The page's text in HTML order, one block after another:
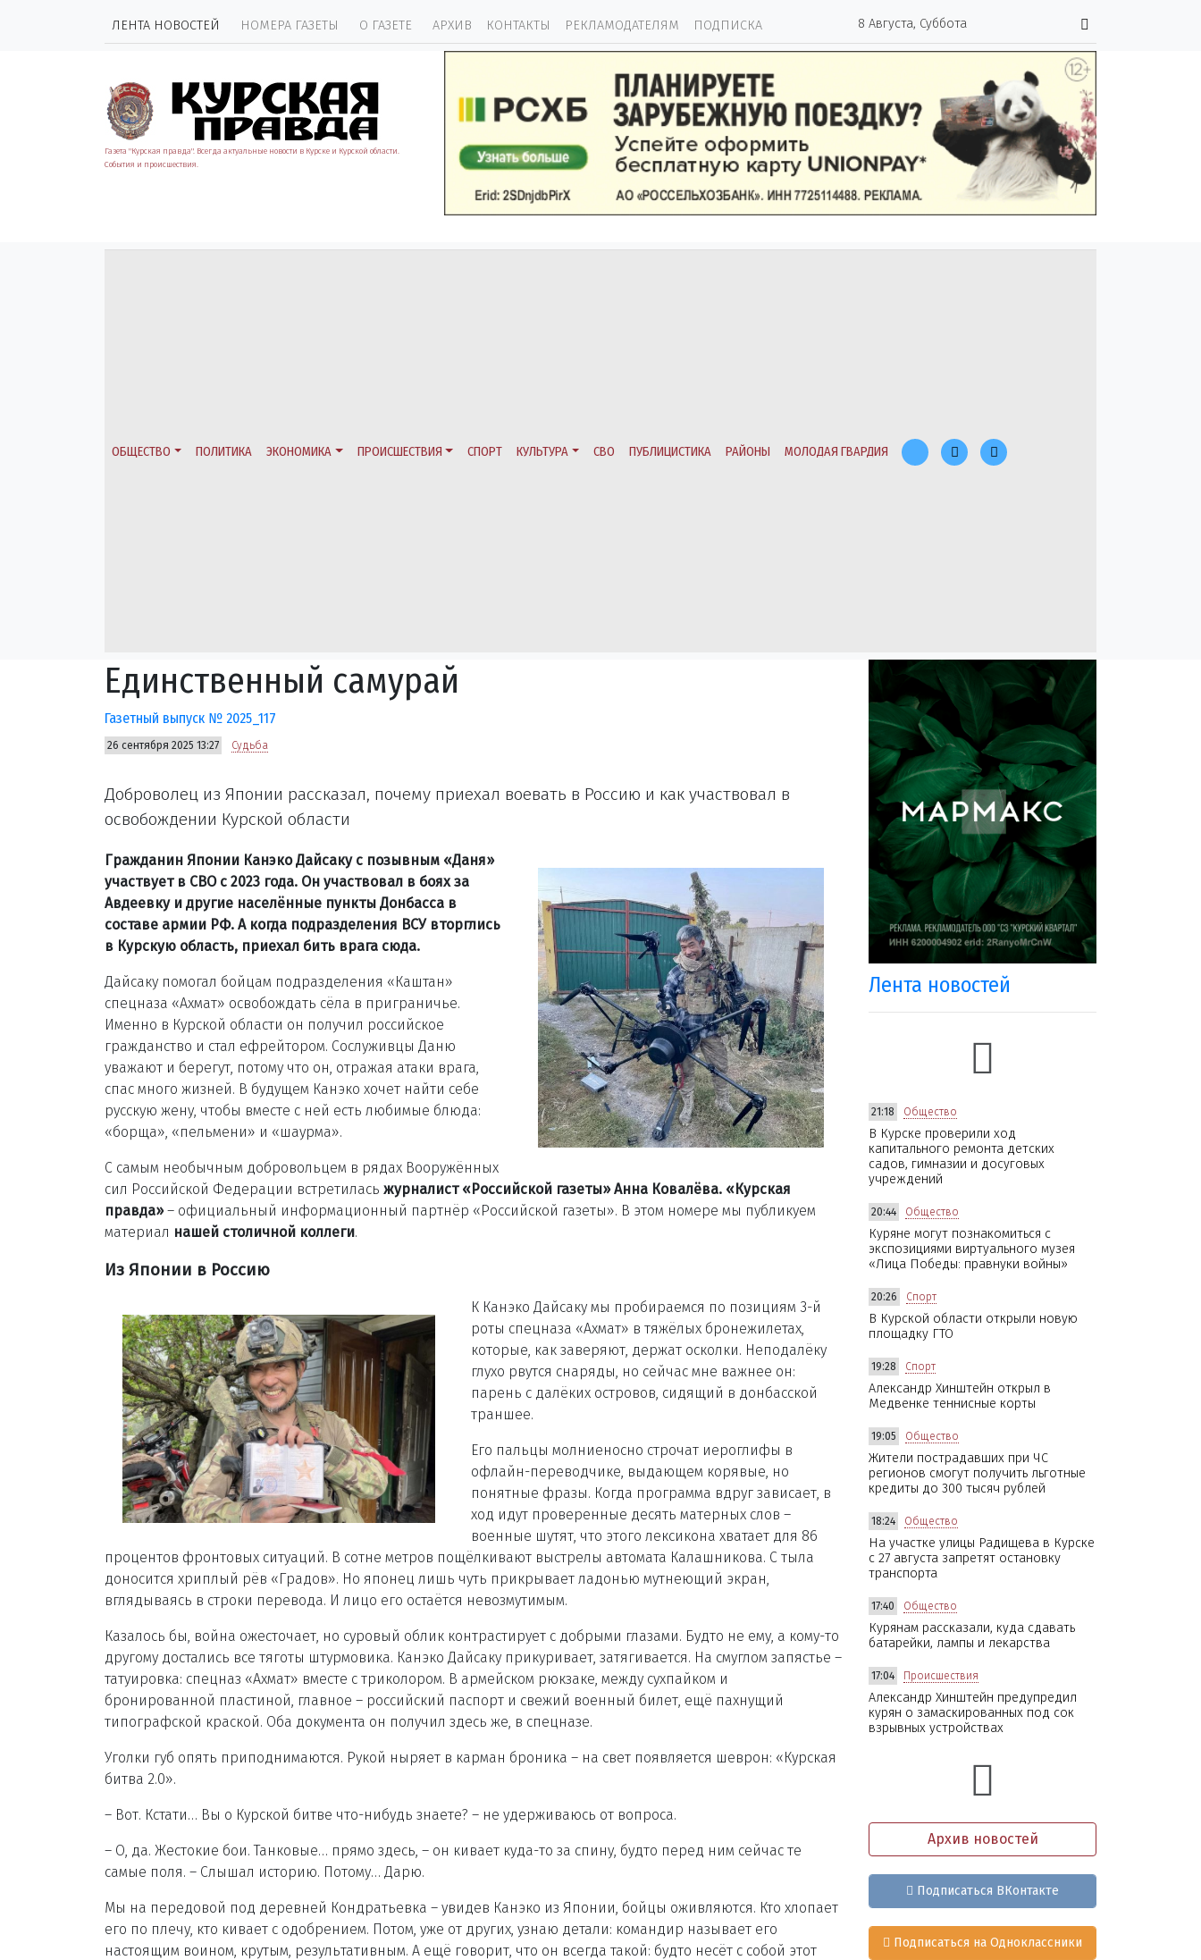
ЛЕНТА НОВОСТЕЙ НОМЕРА ГАЗЕТЫ О ГАЗЕТЕ АРХИВ КОНТАКТЫ РЕКЛАМОДАТЕЛЯМ ПОДПИСКА 8 Августа, Суббота
Газета "Курская правда". Всегда актуальные новости в Курске и Курской области.
События и происшествия.
ОБЩЕСТВО ПОЛИТИКА ЭКОНОМИКА ПРОИСШЕСТВИЯ СПОРТ КУЛЬТУРА СВО ПУБЛИЦИСТИКА РАЙОНЫ МОЛОДАЯ ГВАРДИЯ
Единственный самурай
Газетный выпуск № 2025_117
26 сентября 2025 13:27 Судьба
Доброволец из Японии рассказал, почему приехал воевать в Россию и как участвовал в
освобождении Курской области
Гражданин Японии Канэко Дайсаку с позывным «Даня»
участвует в СВО с 2023 года. Он участвовал в боях за
Авдеевку и другие населённые пункты Донбасса в
составе армии РФ. А когда подразделения ВСУ вторглись
в Курскую область, приехал бить врага сюда.
Дайсаку помогал бойцам подразделения «Каштан»
спецназа «Ахмат» освобождать сёла в приграничье.
Именно в Курской области он получил российское
гражданство и стал ефрейтором. Сослуживцы Даню
уважают и берегут, потому что он, отражая атаки врага,
спас много жизней. В будущем Канэко хочет найти себе
русскую жену, чтобы вместе с ней есть любимые блюда:
«борща», «пельмени» и «шаурма».
С самым необычным добровольцем в рядах Вооружённых
сил Российской Федерации встретилась журналист «Российской газеты» Анна Ковалёва. «Курская
правда»– официальный информационный партнёр «Российской газеты». В этом номере мы публикуем
материал нашей столичной коллеги.
Из Японии в Россию
К Канэко Дайсаку мы пробираемся по позициям 3-й
роты спецназа «Ахмат» в тяжёлых бронежилетах,
которые, как заверяют, держат осколки. Неподалёку
глухо рвутся снаряды, но сейчас мне важнее он:
парень с далёких островов, сидящий в донбасской
траншее.
Его пальцы молниеносно строчат иероглифы в
офлайн-переводчике, выдающем корявые, но
понятные фразы. Когда программа вдруг зависает, в
ход идут проверенные десять матерных слов –
военные шутят, что этого лексикона хватает для 86
процентов фронтовых ситуаций. В сотне метров пощёлкивают выстрелы автомата Калашникова. С тыла
доносится хриплый рёв «Градов». Но японец лишь чуть прикрывает ладонью мутнеющий экран,
вглядываясь в строки перевода. И лицо его остаётся невозмутимым.
Казалось бы, война ожесточает, но суровый облик контрастирует с добрыми глазами. Будто не ему, а кому-то
другому достались все тяготы штурмовика. Канэко Дайсаку прикуривает, затягивается. На смуглом запястье –
татуировка: спецназ «Ахмат» вместе с триколором. В армейском рюкзаке, между сухпайком и
бронированной пластиной, главное – российский паспорт и свежий военный билет, ещё пахнущий
типографской краской. Оба документа он получил здесь же, в спецназе.
Уголки губ опять приподнимаются. Рукой ныряет в карман броника – на свет появляется шеврон: «Курская
битва 2.0».
– Вот. Кстати… Вы о Курской битве что-нибудь знаете? – не удерживаюсь от вопроса.
– О, да. Жестокие бои. Танковые… прямо здесь, – он кивает куда-то за спину, будто перед ним сейчас те
самые поля. – Слышал историю. Потому… Дарю.
Мы на передовой под деревней Кондратьевка – увидев Канэко из Японии, бойцы оживляются. Кто хлопает
его по плечу, кто кивает с одобрением. Потом, уже от других, узнаю детали: командир называет его
настоящим воином, крутым, результативным. А ещё говорит, что он всегда такой: будто несёт с собой этот
Лента новостей
21:18 Общество
В Курске проверили ход
капитального ремонта детских
садов, гимназии и досуговых
учреждений
20:44 Общество
Куряне могут познакомиться с
экспозициями виртуального музея
«Лица Победы: правнуки войны»
20:26 Спорт
В Курской области открыли новую
площадку ГТО
19:28 Спорт
Александр Хинштейн открыл в
Медвенке теннисные корты
19:05 Общество
Жители пострадавших при ЧС
регионов смогут получить льготные
кредиты до 300 тысяч рублей
18:24 Общество
На участке улицы Радищева в Курске
с 27 августа запретят остановку
транспорта
17:40 Общество
Курянам рассказали, куда сдавать
батарейки, лампы и лекарства
17:04 Происшествия
Александр Хинштейн предупредил
курян о замаскированных под сок
взрывных устройствах
Архив новостей
Подписаться ВКонтакте
Подписаться на Одноклассники